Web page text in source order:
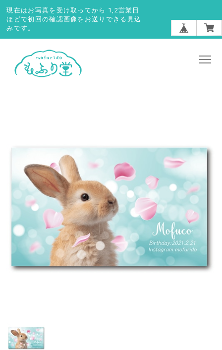
現在はお写真を受け取ってから 1,2営業日
ほどで初回の確認画像をお送りできる見込
みです。